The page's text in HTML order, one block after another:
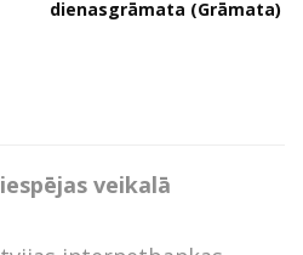
dienasgrāmata (Grāmata)
veikalā